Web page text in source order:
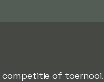
competitie of toernooi.